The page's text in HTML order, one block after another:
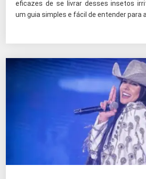
eficazes de se livrar desses insetos
um guia simples e fácil de entender para